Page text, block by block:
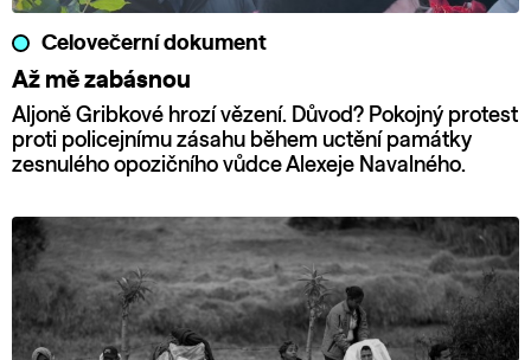
Celovečerní dokument
Až mě zabásnou
Aljoně Gribkové hrozí vězení. Důvod? Pokojný protest
proti policejnímu zásahu během uctění památky
zesnulého opozičního vůdce Alexeje Navalného.